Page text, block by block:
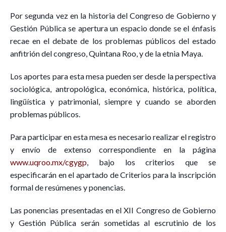
Por segunda vez en la historia del Congreso de Gobierno y
Gestión Pública se apertura un espacio donde se el énfasis
recae en el debate de los problemas públicos del estado
anfitrión del congreso, Quintana Roo, y de la etnia Maya.
Los aportes para esta mesa pueden ser desde la perspectiva
sociológica, antropológica, económica, histórica, política,
lingüística y patrimonial, siempre y cuando se aborden
problemas públicos.
Para participar en esta mesa es necesario realizar el registro
y envío de extenso correspondiente en la página
www.uqroo.mx/cgygp, bajo los criterios que se
especificarán en el apartado de Criterios para la inscripción
formal de resúmenes y ponencias.
Las ponencias presentadas en el XII Congreso de Gobierno
y Gestión Pública serán sometidas al escrutinio de los